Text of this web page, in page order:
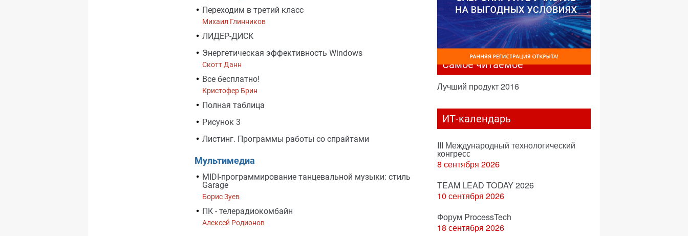
Переходим в третий класс
Михаил Глинников
ЛИДЕР-ДИСК
Энергетическая эффективность Windows
Скотт Данн
Все бесплатно!
Кристофер Брин
Полная таблица
Рисунок 3
Листинг. Программы работы со спрайтами
Мультимедиа
MIDI-программирование танцевальной музыки: стиль
Garage
Борис Зуев
ПК - телерадиокомбайн
Алексей Родионов
Самое читаемое
Лучший продукт 2016
ИТ-календарь
III Международный технологический
конгресс
8 сентября 2026
TEAM LEAD TODAY 2026
10 сентября 2026
Форум ProcessTech
18 сентября 2026